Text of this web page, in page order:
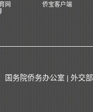
网
侨宝客户端
国务院侨务办公室 | 外交部